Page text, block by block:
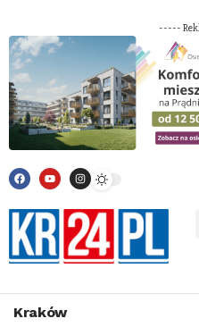
-----
Kraków